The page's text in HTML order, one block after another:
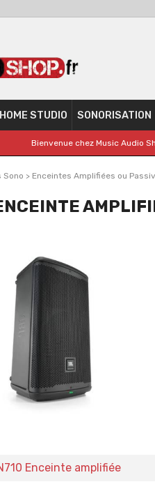
HOME STUDIO SONORISATION
Bienvenue chez Music Audio
Sono > Enceintes Amplifiées ou
Enceinte amplifiée